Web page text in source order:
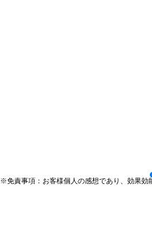
※免責事項：お客様個人の感想であり、効果効